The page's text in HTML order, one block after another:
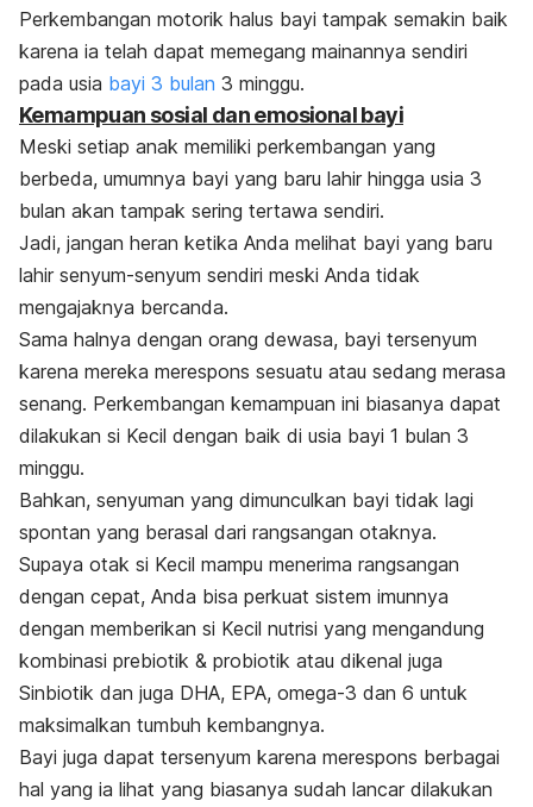
Perkembangan motorik halus bayi tampak semakin baik
karena ia telah dapat memegang mainannya sendiri
pada usia bayi 3 bulan 3 minggu.
Kemampuan sosial dan emosional bayi
Meski setiap anak memiliki perkembangan yang
berbeda, umumnya bayi yang baru lahir hingga usia 3
bulan akan tampak sering tertawa sendiri.
Jadi, jangan heran ketika Anda melihat bayi yang baru
lahir senyum-senyum sendiri meski Anda tidak
mengajaknya bercanda.
Sama halnya dengan orang dewasa, bayi tersenyum
karena mereka merespons sesuatu atau sedang merasa
senang. Perkembangan kemampuan ini biasanya dapat
dilakukan si Kecil dengan baik di usia bayi 1 bulan 3
minggu.
Bahkan, senyuman yang dimunculkan bayi tidak lagi
spontan yang berasal dari rangsangan otaknya.
Supaya otak si Kecil mampu menerima rangsangan
dengan cepat, Anda bisa perkuat sistem imunnya
dengan memberikan si Kecil nutrisi yang mengandung
kombinasi prebiotik & probiotik atau dikenal juga
Sinbiotik dan juga DHA, EPA, omega-3 dan 6 untuk
maksimalkan tumbuh kembangnya.
Bayi juga dapat tersenyum karena merespons berbagai
hal yang ia lihat yang biasanya sudah lancar dilakukan